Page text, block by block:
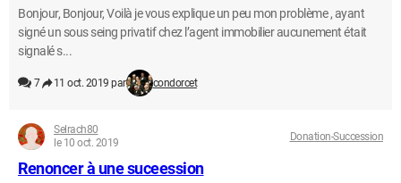
Bonjour, Bonjour, Voilà je vous explique un peu mon problème , ayant
signé un sous seing privatif chez l’agent immobilier aucunement était
signalé s...
7 11 oct. 2019 par condorcet
Selrach80
le 10 oct. 2019
Donation-Succession
Renoncer à une suceession